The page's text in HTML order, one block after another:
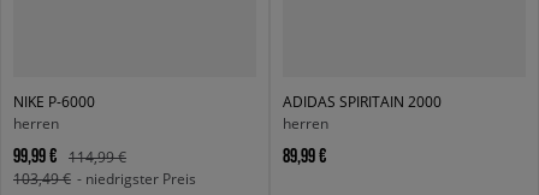
NIKE P-6000
herren
99,99 €
114,99 €
103,49 € - niedrigster Preis
ADIDAS SPIRITAIN 2000
herren
89,99 €